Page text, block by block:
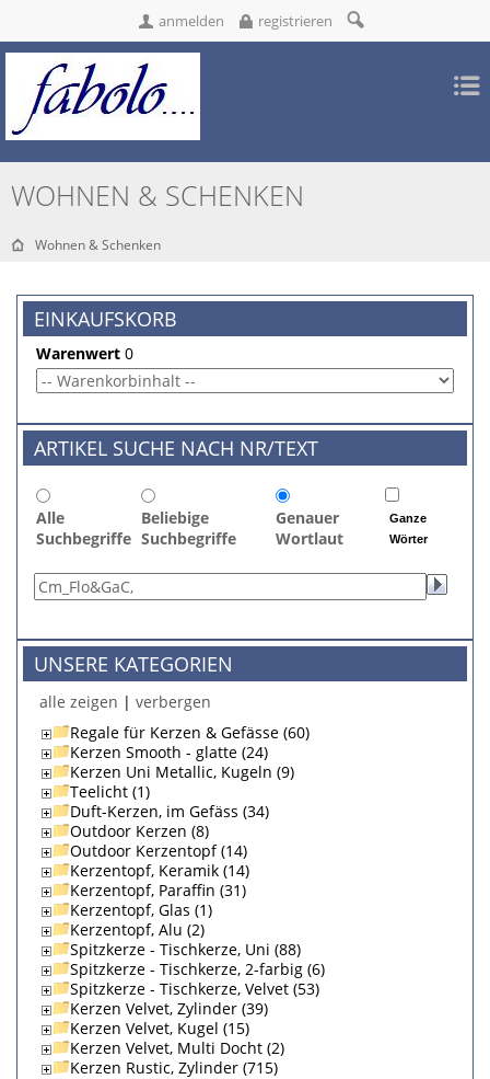
anmelden registrieren
WOHNEN & SCHENKEN
Wohnen & Schenken
EINKAUFSKORB
Warenwert 0
ARTIKEL SUCHE NACH NR/TEXT
Alle
Suchbegriffe
Beliebige
Suchbegriffe
Genauer
Wortlaut
Ganze
Wörter
UNSERE KATEGORIEN
alle zeigen | verbergen
Regale für Kerzen & Gefässe (60)
Kerzen Smooth - glatte (24)
Kerzen Uni Metallic, Kugeln (9)
Teelicht (1)
Duft-Kerzen, im Gefäss (34)
Outdoor Kerzen (8)
Outdoor Kerzentopf (14)
Kerzentopf, Keramik (14)
Kerzentopf, Paraffin (31)
Kerzentopf, Glas (1)
Kerzentopf, Alu (2)
Spitzkerze - Tischkerze, Uni (88)
Spitzkerze - Tischkerze, 2-farbig (6)
Spitzkerze - Tischkerze, Velvet (53)
Kerzen Velvet, Zylinder (39)
Kerzen Velvet, Kugel (15)
Kerzen Velvet, Multi Docht (2)
Kerzen Rustic, Zylinder (715)